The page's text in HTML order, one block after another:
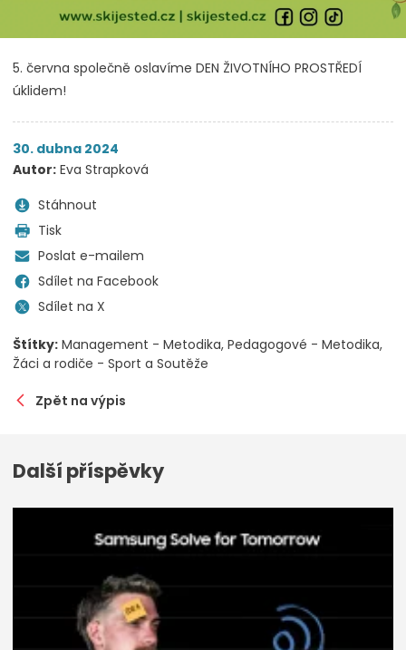
5. června společně oslavíme DEN ŽIVOTNÍHO PROSTŘEDÍ
úklidem!
30. dubna 2024
Autor: Eva Strapková
Stáhnout
Tisk
Poslat e-mailem
Sdílet na Facebook
Sdílet na X
Štítky: Management - Metodika Pedagogové - Metodika
Žáci a rodiče - Sport a Soutěže
Zpět na výpis
Další příspěvky